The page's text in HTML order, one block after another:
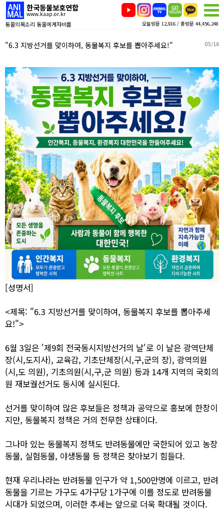
한국동물보호연합
www.kaap.or.kr
동물의목소리 동물에게자비를 오늘방문 12,916 / 총방문 44,456,248
"6.3 지방선거를 맞이하여, 동물복지 후보를 뽑아주세요!" 05/16
[성명서]
<제목: "6.3 지방선거를 맞이하여, 동물복지 후보를 뽑아주세
요!">
6월 3일은 '제9회 전국동시지방선거의 날'로 이 날은 광역단체
장(시,도지사), 교육감, 기초단체장(시,구,군의 장), 광역의원
(시,도 의원), 기초의원(시,구,군 의원) 등과 14개 지역의 국회의
원 재보궐선거도 동시에 실시된다.
선거를 맞이하여 많은 후보들은 정책과 공약으로 홍보에 한창이
지만, 동물복지 정책은 거의 전무한 상태이다.
그나마 있는 동물복지 정책도 반려동물에만 국한되어 있고 농장
동물, 실험동물, 야생동물 등 정책은 찾아보기 힘들다.
현재 우리나라는 반려동물 인구가 약 1,500만명에 이르고, 반려
동물을 기르는 가구도 4가구당 1가구에 이를 정도로 반려동물
시대가 되었으며, 이러한 추세는 앞으로 더욱 확대될 것이다.